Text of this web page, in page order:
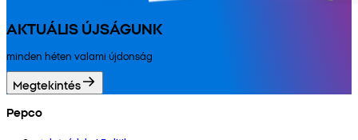
AKTUÁLIS ÚJSÁGUNK
minden héten valami újdonság
Megtekintés
Pepco